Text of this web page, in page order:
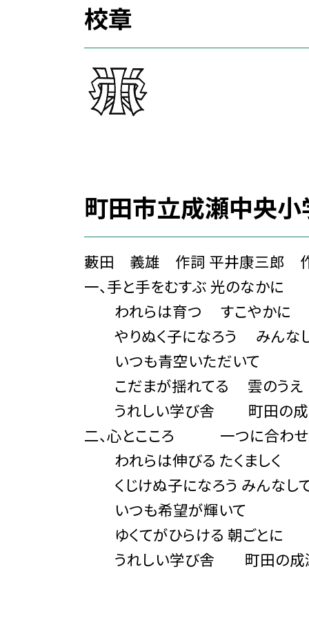
校章
町田市立成瀬中央
藪田 義雄 作詞 平井康三郎
一、手と手をむすぶ 光のなかに
われらは育つ すこやかに
やりぬく子になろう みんな
いつも青空いただいて
こだまが揺れてる 雲のうえ
うれしい学び舎 町田の成
二、心とこころ 一つに合わせ
われらは伸びる たくましく
くじけぬ子になろう みんなし
いつも希望が輝いて
ゆくてがひらける 朝ごとに
うれしい学び舎 町田の成